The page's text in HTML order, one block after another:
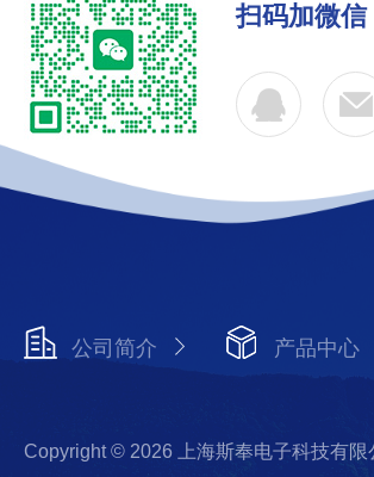
扫码加微信
公司简介 产品中心
Copyright © 2026 上海斯奉电子科技有限